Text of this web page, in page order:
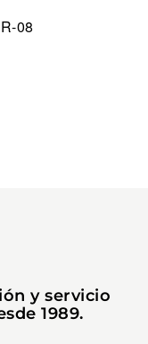
08
y servicio
1989.